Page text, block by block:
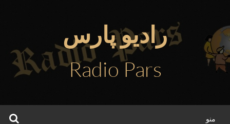
محتوا
رادیو پارس
Radio Pars
منو